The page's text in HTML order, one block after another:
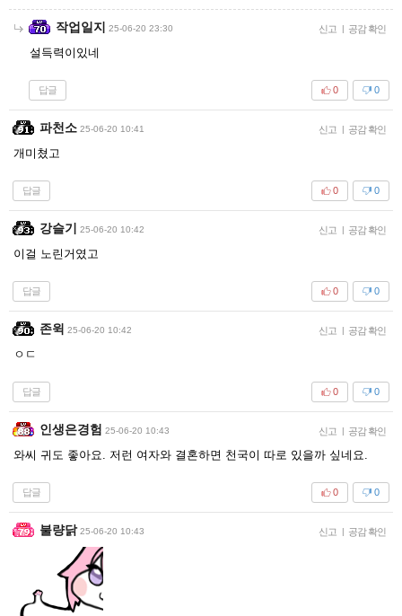
작업일지 25-06-20 23:30 신고 | 공감 확인
설득력이있네
답글 0
0
파천소 25-06-20 10:41 신고 | 공감 확인
개미쳤고
답글 0
0
강슬기 25-06-20 10:42 신고 | 공감 확인
이걸 노린거였고
답글 0
0
존윅 25-06-20 10:42 신고 | 공감 확인
ㅇㄷ
답글 0
0
인생은경험 25-06-20 10:43 신고 | 공감 확인
와씨 귀도 좋아요. 저런 여자와 결혼하면 천국이 따로 있을까 싶네요.
답글 0
0
불량닭 25-06-20 10:43 신고 | 공감 확인